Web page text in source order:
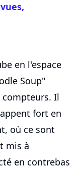
en l'espace
Soup"
Il
fort en
où ce sont
mis à
en contrebas